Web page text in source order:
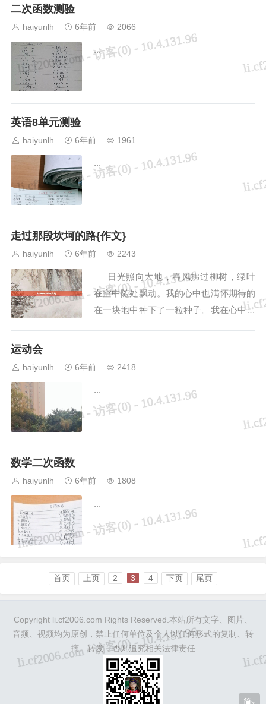
二次函数测验
haiyunlh 6年前 2066
...
英语8单元测验
haiyunlh 6年前 1961
...
走过那段坎坷的路{作文}
haiyunlh 6年前 2243
日光照向大地，春风拂过柳树，绿叶
在空中随处飘动。我的心中也满怀期待的
在一块地中种下了一粒种子。我在心中许
运动会
haiyunlh 6年前 2418
...
数学二次函数
haiyunlh 6年前 1808
...
首页 上页 2 3 4 下页 尾页
Copyright li.cf2006.com Rights Reserved.本站所有文字、图片、
音频、视频均为原创，禁止任何单位及个人以任何形式的复制、转
摘、转发，否则追究相关法律责任